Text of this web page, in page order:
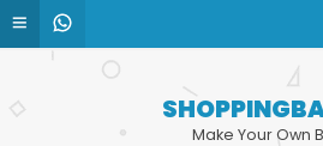
Make Your Own